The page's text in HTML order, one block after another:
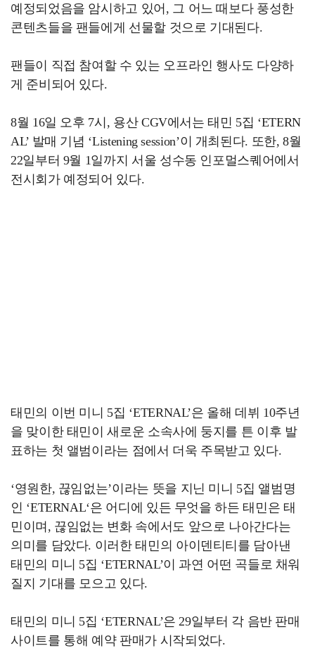
예정되었음을 암시하고 있어, 그 어느 때보다 풍성한
콘텐츠들을 팬들에게 선물할 것으로 기대된다.
팬들이 직접 참여할 수 있는 오프라인 행사도 다양하
게 준비되어 있다.
8월 16일 오후 7시, 용산 CGV에서는 태민 5집 ‘ETERN
AL’ 발매 기념 ‘Listening session’이 개최된다. 또한, 8월
22일부터 9월 1일까지 서울 성수동 인포멀스퀘어에서
전시회가 예정되어 있다.
태민의 이번 미니 5집 ‘ETERNAL’은 올해 데뷔 10주년
을 맞이한 태민이 새로운 소속사에 둥지를 튼 이후 발
표하는 첫 앨범이라는 점에서 더욱 주목받고 있다.
‘영원한, 끊임없는’이라는 뜻을 지닌 미니 5집 앨범명
인 ‘ETERNAL‘은 어디에 있든 무엇을 하든 태민은 태
민이며, 끊임없는 변화 속에서도 앞으로 나아간다는
의미를 담았다. 이러한 태민의 아이덴티티를 담아낸
태민의 미니 5집 ‘ETERNAL’이 과연 어떤 곡들로 채워
질지 기대를 모으고 있다.
태민의 미니 5집 ‘ETERNAL’은 29일부터 각 음반 판매
사이트를 통해 예약 판매가 시작되었다.